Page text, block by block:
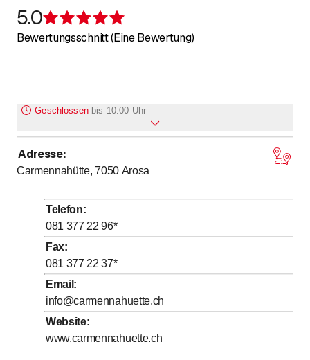
5.0
Bewertungsschnitt (Eine Bewertung)
Geschlossen bis 10:00 Uhr
Montag
Geschlossen
Dienstag
Mittwoch
Geschlossen
Donnerstag
Freitag
Samstag
Sonntag
Adresse:
Carmennahütte, 7050 Arosa
Telefon:
081 377 22 96*
Fax:
081 377 22 37*
Email :
info@carmennahuette.ch
Website:
www.carmennahuette.ch